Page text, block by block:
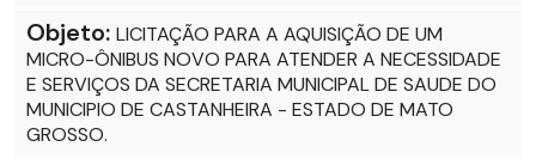
Objeto: LICITAÇÃO PARA A AQUISIÇÃO DE UM
MICRO-ÔNIBUS NOVO PARA ATENDER A NECESSIDADE
E SERVIÇOS DA SECRETARIA MUNICIPAL DE SAUDE DO
MUNICIPIO DE CASTANHEIRA - ESTADO DE MATO
GROSSO.